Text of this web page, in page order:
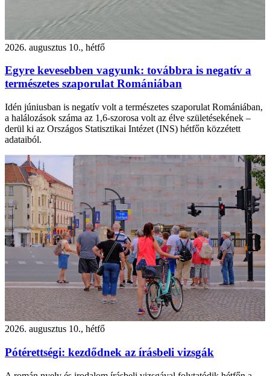
2026. augusztus 10., hétfő
Egyre kevesebben vagyunk: továbbra is negatív a
természetes szaporulat Romániában
Idén júniusban is negatív volt a természetes szaporulat Romániában,
a halálozások száma az 1,6-szorosa volt az élve születésekének –
derül ki az Országos Statisztikai Intézet (INS) hétfőn közzétett
adataiból.
2026. augusztus 10., hétfő
Pótérettségi: kezdődnek az írásbeli vizsgák